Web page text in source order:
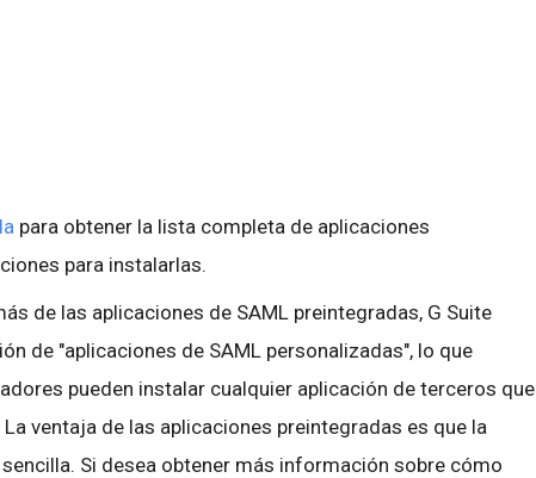
para obtener la lista completa de aplicaciones
para instalarlas.
de las aplicaciones de SAML preintegradas, G Suite
de "aplicaciones de SAML personalizadas", lo que
pueden instalar cualquier aplicación de terceros que
ventaja de las aplicaciones preintegradas es que la
Si desea obtener más información sobre cómo